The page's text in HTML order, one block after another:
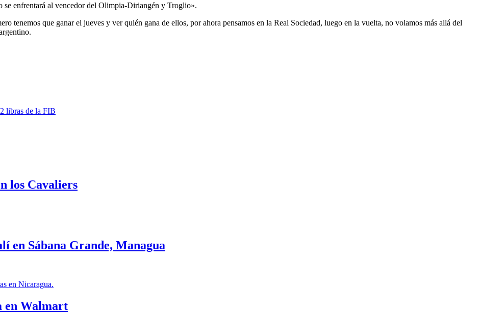
enfrentará al vencedor del Olimpia-Diriangén y Troglio».
tenemos que ganar el jueves y ver quién gana de ellos, por ahora pensamos en la Real Sociedad, luego en la vuelta, no volamos más allá del
libras de la FIB
los Cavaliers
en Sábana Grande, Managua
en Walmart